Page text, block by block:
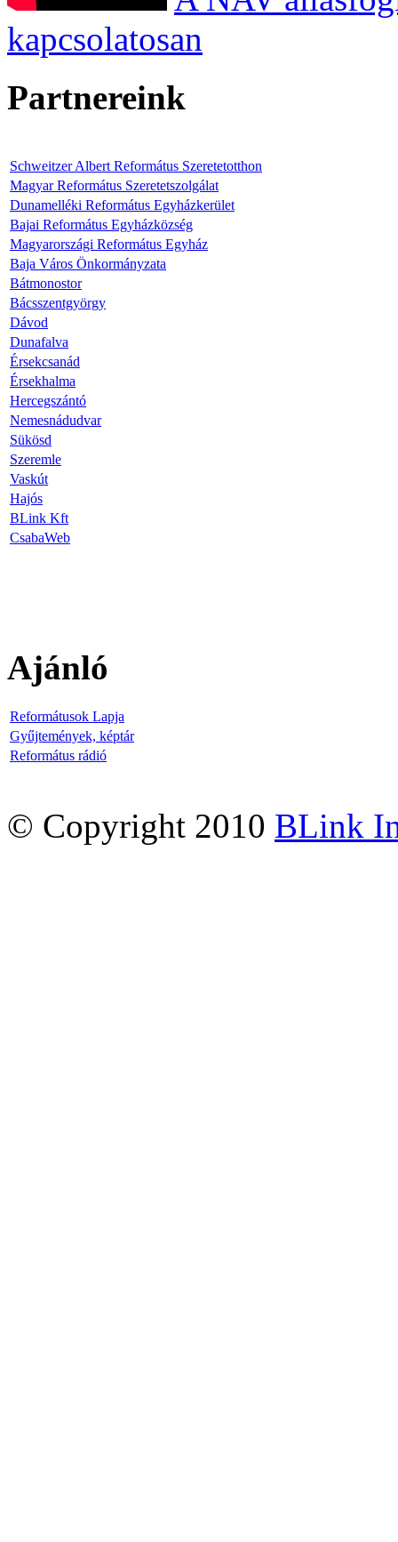
kapcsolatosan
Partnereink
Schweitzer Albert Református Szeretetotthon
Magyar Református Szeretetszolgálat
Dunamelléki Református Egyházkerület
Bajai Református Egyházközség
Magyarországi Református Egyház
Baja Város Önkormányzata
Bátmonostor
Bácsszentgyörgy
Dávod
Dunafalva
Érsekcsanád
Érsekhalma
Hercegszántó
Nemesnádudvar
Sükösd
Szeremle
Vaskút
Hajós
BLink Kft
CsabaWeb
Ajánló
Reformátusok Lapja
Gyűjtemények, képtár
Református rádió
© Copyright 2010 BLink